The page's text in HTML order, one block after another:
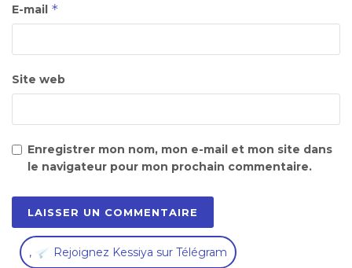
E-mail *
Site web
Enregistrer mon nom, mon e-mail et mon site dans
le navigateur pour mon prochain commentaire.
, Rejoignez Kessiya sur Télégram